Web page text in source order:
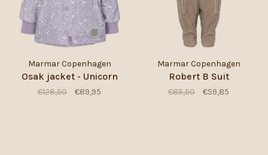
Marmar Copenhagen
Osak jacket - Unicorn
€128,50 €89,95
Marmar Copenhagen
Robert B Suit
€85,50 €59,85